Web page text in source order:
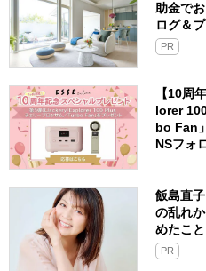
助金で
ログ＆
PR
【10周
lorer
bo Fan
NSフォ
飯島直
の乱れ
めたこと
PR